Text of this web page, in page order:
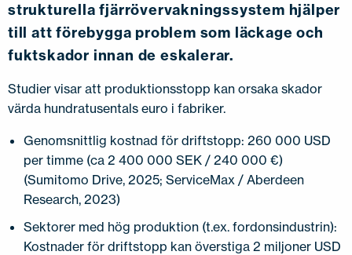
strukturella fjärrövervakningssystem hjälper
till att förebygga problem som läckage och
fuktskador innan de eskalerar.
Studier visar att produktionsstopp kan orsaka skador
värda hundratusentals euro i fabriker.
Genomsnittlig kostnad för driftstopp: 260 000 USD
per timme (ca 2 400 000 SEK / 240 000 €)
(Sumitomo Drive, 2025; ServiceMax / Aberdeen
Research, 2023)
Sektorer med hög produktion (t.ex. fordonsindustrin):
Kostnader för driftstopp kan överstiga 2 miljoner USD